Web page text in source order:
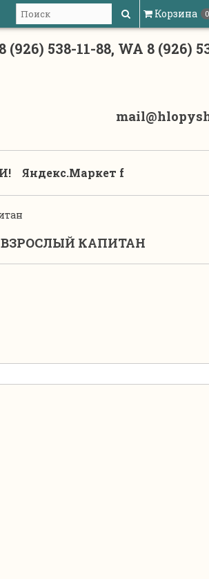
Корзина 0
8 (926) 538-11-88, WA 8 (926)
Яндекс.Маркет f
КАПИТАН